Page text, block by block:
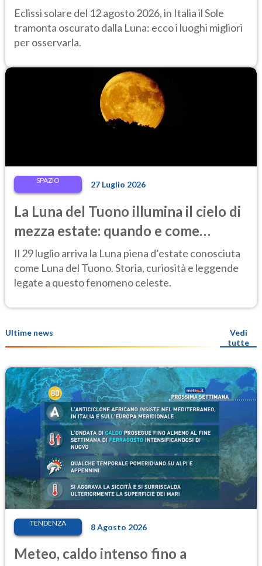
ammirarla al tramonto
Eclissi solare del 12 agosto 2026, in Italia il Sole
tramonta oscurato dalla Luna: ecco i luoghi migliori
per osservarla.
SPAZIO 27 Luglio 2026
La Luna del Tuono illumina il cielo di
mezza estate: quando e come
osservarla
Il 29 luglio arriva la Luna piena d’estate conosciuta
come Luna del Tuono. Storia, curiosità e leggende
legate a questo fenomeno celeste.
Ultime news
Vedi
tutte
TENDENZA 8 Agosto 2026
Meteo, caldo intenso fino a